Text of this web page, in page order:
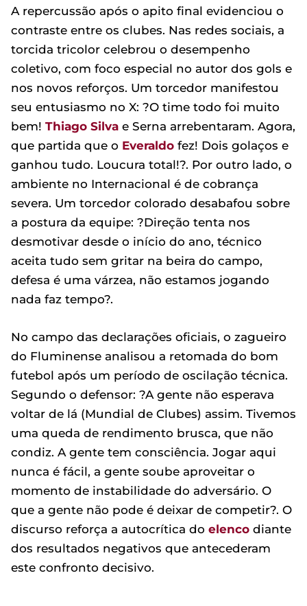
A repercussão após o apito final evidenciou o
contraste entre os clubes. Nas redes sociais, a
torcida tricolor celebrou o desempenho
coletivo, com foco especial no autor dos gols e
nos novos reforços. Um torcedor manifestou
seu entusiasmo no X: ?O time todo foi muito
bem! Thiago Silva e Serna arrebentaram. Agora,
que partida que o Everaldo fez! Dois golaços e
ganhou tudo. Loucura total!?. Por outro lado, o
ambiente no Internacional é de cobrança
severa. Um torcedor colorado desabafou sobre
a postura da equipe: ?Direção tenta nos
desmotivar desde o início do ano, técnico
aceita tudo sem gritar na beira do campo,
defesa é uma várzea, não estamos jogando
nada faz tempo?.
No campo das declarações oficiais, o zagueiro
do Fluminense analisou a retomada do bom
futebol após um período de oscilação técnica.
Segundo o defensor: ?A gente não esperava
voltar de lá (Mundial de Clubes) assim. Tivemos
uma queda de rendimento brusca, que não
condiz. A gente tem consciência. Jogar aqui
nunca é fácil, a gente soube aproveitar o
momento de instabilidade do adversário. O
que a gente não pode é deixar de competir?. O
discurso reforça a autocrítica do elenco diante
dos resultados negativos que antecederam
este confronto decisivo.